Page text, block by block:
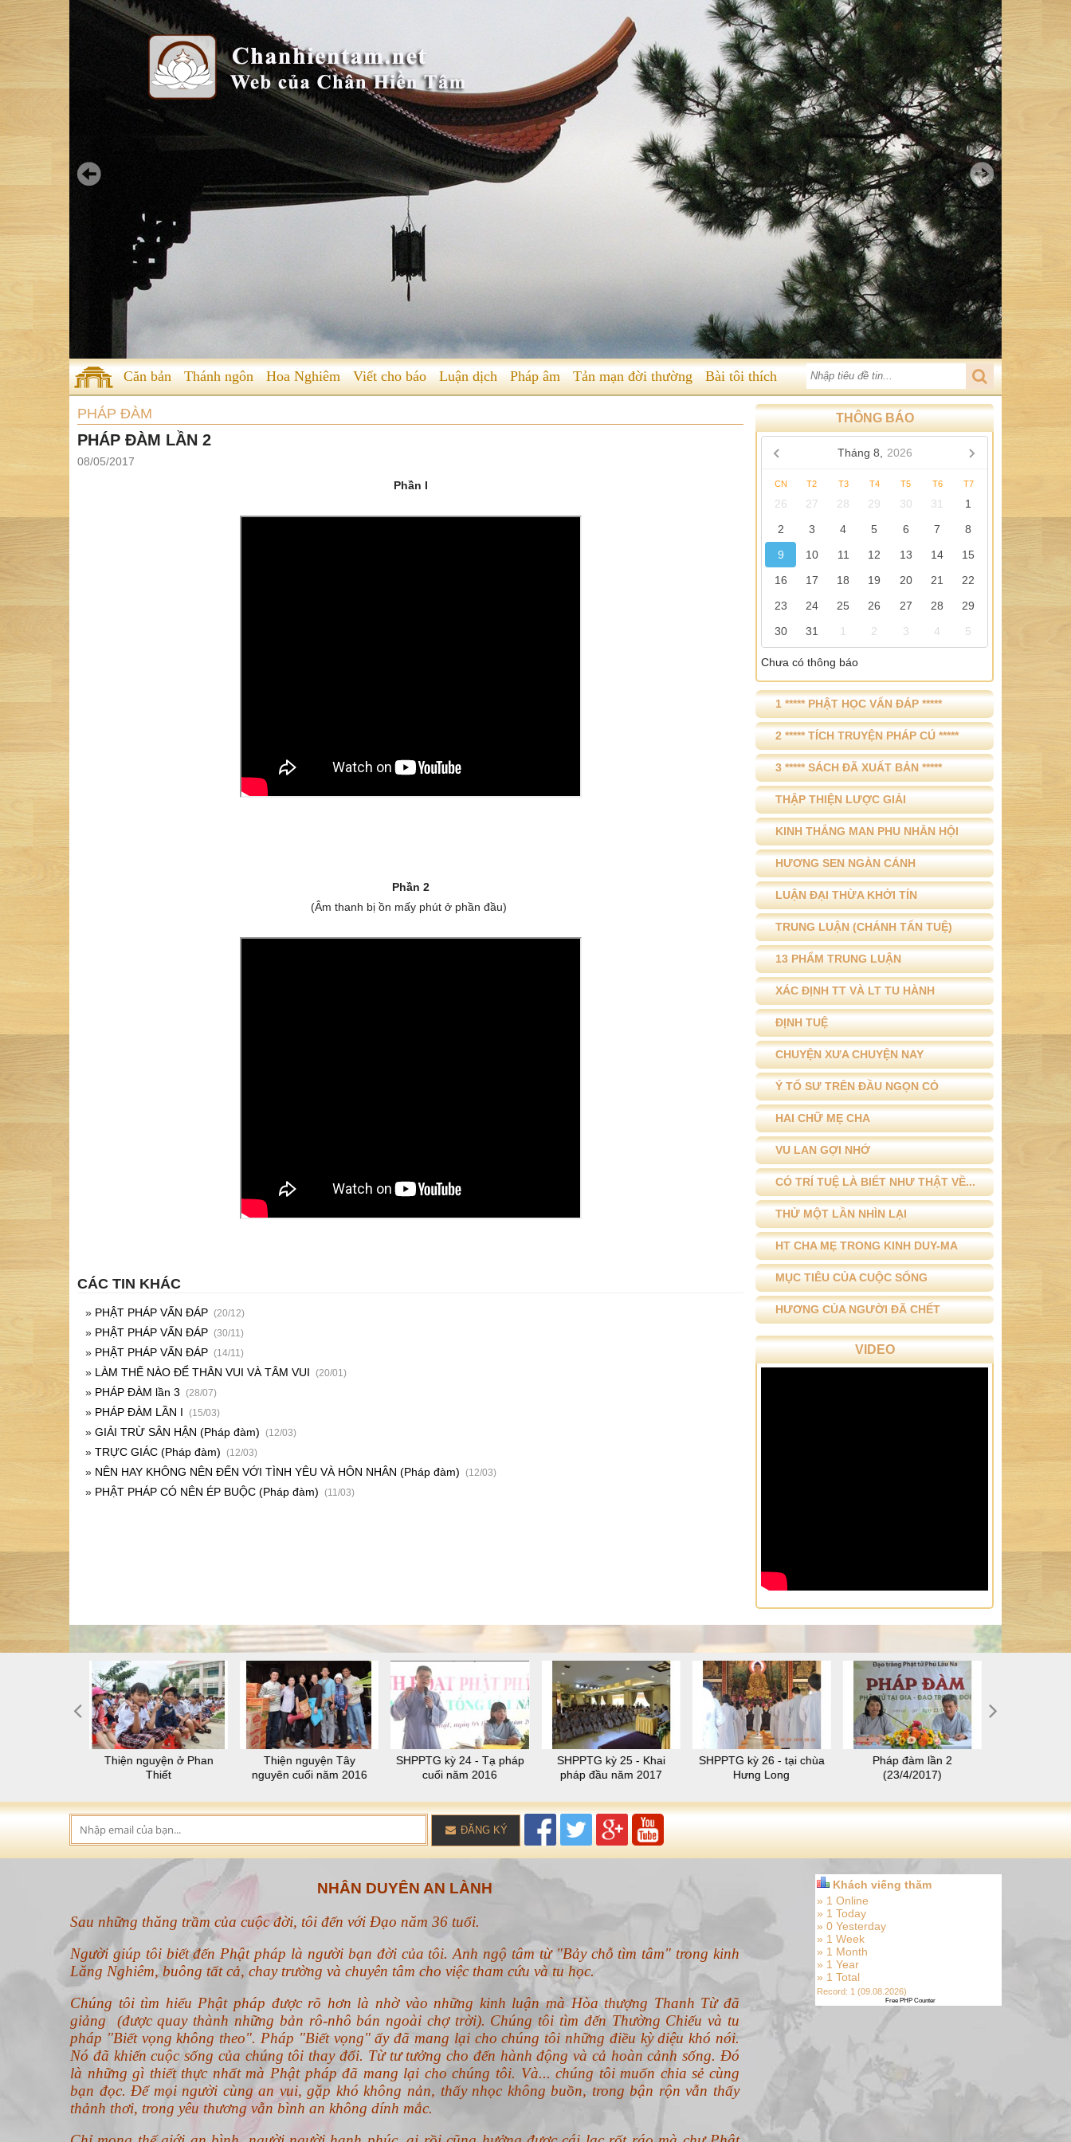
Căn bản Thánh ngôn Hoa Nghiêm Viết cho báo Luận dịch Pháp âm Tản mạn đời thường Bài tôi thích
PHÁP ĐÀM
PHÁP ĐÀM LẦN 2
08/05/2017
Phần I
Phần 2
(Âm thanh bị ồn mấy phút ở phần đầu)
CÁC TIN KHÁC
» PHẬT PHÁP VẤN ĐÁP (20/12)
» PHẬT PHÁP VẤN ĐÁP (30/11)
» PHẬT PHÁP VẤN ĐÁP (14/11)
» LÀM THẾ NÀO ĐỂ THÂN VUI VÀ TÂM VUI (20/01)
» PHÁP ĐÀM lần 3 (28/07)
» PHÁP ĐÀM LẦN I (15/03)
» GIẢI TRỪ SÂN HẬN (Pháp đàm) (12/03)
» TRỰC GIÁC (Pháp đàm) (12/03)
» NÊN HAY KHÔNG NÊN ĐẾN VỚI TÌNH YÊU VÀ HÔN NHÂN (Pháp đàm) (12/03)
» PHẬT PHÁP CÓ NÊN ÉP BUỘC (Pháp đàm) (11/03)
THÔNG BÁO
Tháng 8, 2026
CN T2 T3 T4 T5 T6 T7
26 27 28 29 30 31
1
2
3 4 5 6 7
8
9
10 11 12 13 14
15
16
17 18 19 20 21
22
23
24 25 26 27 28
29
30
31 1 2 3 4 5
Chưa có thông báo
1 ***** PHẬT HỌC VẤN ĐÁP *****
2 ***** TÍCH TRUYỆN PHÁP CÚ *****
3 ***** SÁCH ĐÃ XUẤT BẢN *****
THẬP THIỆN LƯỢC GIẢI
KINH THẮNG MAN PHU NHÂN HỘI
HƯƠNG SEN NGÀN CÁNH
LUẬN ĐẠI THỪA KHỞI TÍN
TRUNG LUẬN (CHÁNH TẤN TUỆ)
13 PHẨM TRUNG LUẬN
XÁC ĐỊNH TT VÀ LT TU HÀNH
ĐỊNH TUỆ
CHUYỆN XƯA CHUYỆN NAY
Ý TỔ SƯ TRÊN ĐẦU NGỌN CỎ
HAI CHỮ MẸ CHA
VU LAN GỢI NHỚ
CÓ TRÍ TUỆ LÀ BIẾT NHƯ THẬT VỀ...
THỬ MỘT LẦN NHÌN LẠI
HT CHA MẸ TRONG KINH DUY-MA
MỤC TIÊU CỦA CUỘC SỐNG
HƯƠNG CỦA NGƯỜI ĐÃ CHẾT
VIDEO
Thiện nguyện ở Phan
Thiết
Thiện nguyện Tây
nguyên cuối năm 2016
SHPPTG kỳ 24 - Tạ pháp
cuối năm 2016
SHPPTG kỳ 25 - Khai
pháp đầu năm 2017
SHPPTG kỳ 26 - tại chùa
Hưng Long
Pháp đàm lần 2
(23/4/2017)
ĐĂNG KÝ
NHÂN DUYÊN AN LÀNH
Sau những thăng trầm của cuộc đời, tôi đến với Đạo năm 36 tuổi.
Người giúp tôi biết đến Phật pháp là người bạn đời của tôi. Anh ngộ tâm từ "Bảy chỗ tìm tâm" trong kinh
Lăng Nghiêm, buông tất cả, chay trường và chuyên tâm cho việc tham cứu và tu học.
Chúng tôi tìm hiểu Phật pháp được rõ hơn là nhờ vào những kinh luận mà Hòa thượng Thanh Từ đã
giảng (được quay thành những bản rô-nhô bán ngoài chợ trời). Chúng tôi tìm đến Thường Chiếu và tu
pháp "Biết vọng không theo". Pháp "Biết vọng" ấy đã mang lại cho chúng tôi những điều kỳ diệu khó nói.
Nó đã khiến cuộc sống của chúng tôi thay đổi. Từ tư tưởng cho đến hành động và cả hoàn cảnh sống. Đó
là những gì thiết thực nhất mà Phật pháp đã mang lại cho chúng tôi. Và... chúng tôi muốn chia sẻ cùng
bạn đọc. Để mọi người cùng an vui, gặp khó không nản, thấy nhọc không buồn, trong bận rộn vẫn thấy
thảnh thơi, trong yêu thương vẫn bình an không dính mắc.
Khách viếng thăm
» 1 Online
» 1 Today
» 0 Yesterday
» 1 Week
» 1 Month
» 1 Year
» 1 Total
Record: 1 (09.08.2026)
Free PHP Counter